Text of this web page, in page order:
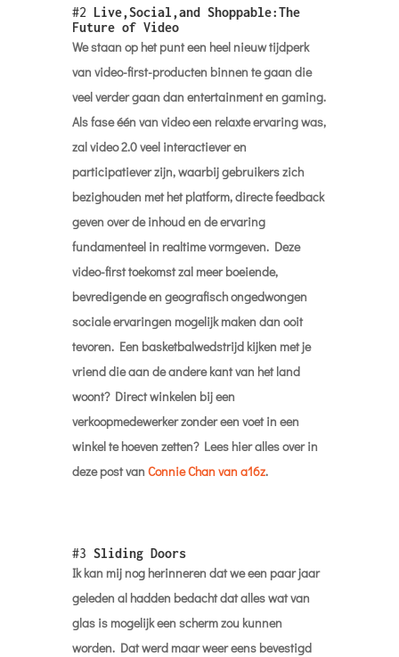
#2 Live,Social,and Shoppable:The
Future of Video
We staan op het punt een heel nieuw tijdperk
van video-first-producten binnen te gaan die
veel verder gaan dan entertainment en gaming.
Als fase één van video een relaxte ervaring was,
zal video 2.0 veel interactiever en
participatiever zijn, waarbij gebruikers zich
bezighouden met het platform, directe feedback
geven over de inhoud en de ervaring
fundamenteel in realtime vormgeven. Deze
video-first toekomst zal meer boeiende,
bevredigende en geografisch ongedwongen
sociale ervaringen mogelijk maken dan ooit
tevoren. Een basketbalwedstrijd kijken met je
vriend die aan de andere kant van het land
woont? Direct winkelen bij een
verkoopmedewerker zonder een voet in een
winkel te hoeven zetten? Lees hier alles over in
deze post van Connie Chan van a16z.
#3 Sliding Doors
Ik kan mij nog herinneren dat we een paar jaar
geleden al hadden bedacht dat alles wat van
glas is mogelijk een scherm zou kunnen
worden. Dat werd maar weer eens bevestigd